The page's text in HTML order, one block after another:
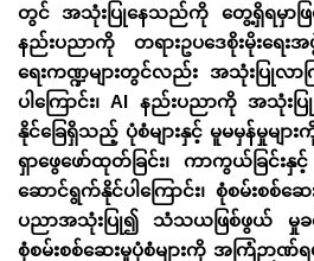
တွင် အသုံးပြုနေသည်ကို တွေ့ရှိရမှာဖြစ်
နည်းပညာကို တရားဥပဒေစိုးမိုးရေးအ
ရေးကဏ္ဍများတွင်လည်း အသုံးပြု
ပါကြောင်း၊ AI နည်းပညာကို အသုံးပ
နိုင်ခြေရှိသည့် ပုံစံများနှင့် မူမမှန်မှုမျာ
ရှာဖွေဖော်ထုတ်ခြင်း၊ ကာကွယ်ခြင်းနှ
ဆောင်ရွက်နိုင်ပါကြောင်း၊ စုံစမ်းစစ်ဆ
ပညာအသုံးပြု၍ သံသယဖြစ်ဖွယ် မှုခ
စုံစမ်းစစ်ဆေးမှုပုံစံများကို အကြံဉာဏ်ရ